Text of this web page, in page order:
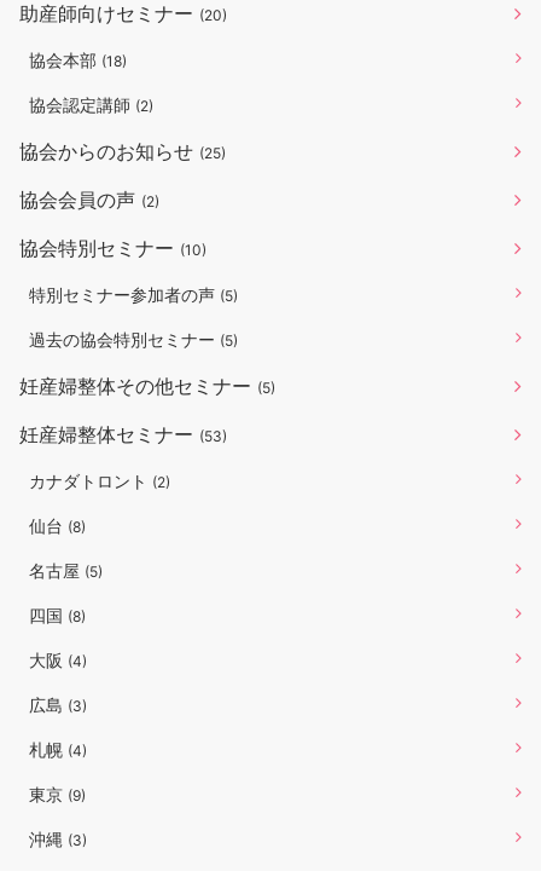
助産師向けセミナー (20)
協会本部 (18)
協会認定講師 (2)
協会からのお知らせ (25)
協会会員の声 (2)
協会特別セミナー (10)
特別セミナー参加者の声 (5)
過去の協会特別セミナー (5)
妊産婦整体その他セミナー (5)
妊産婦整体セミナー (53)
カナダトロント (2)
仙台 (8)
名古屋 (5)
四国 (8)
大阪 (4)
広島 (3)
札幌 (4)
東京 (9)
沖縄 (3)